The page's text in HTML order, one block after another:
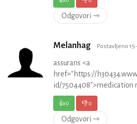
Odgovori ⇾
Melanhag Postavljeno
assurans <a
href="https://
id/7504408">medication
👍0 👎0
Odgovori ⇾